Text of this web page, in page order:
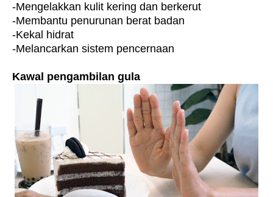
-Mengelakkan kulit kering dan berkerut
-Membantu penurunan berat badan
-Kekal hidrat
-Melancarkan sistem pencernaan
Kawal pengambilan gula